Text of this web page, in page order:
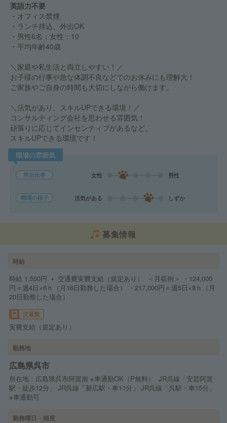
英語力不要
・オフィス禁煙
・ランチ持込、外出OK
・男性6名：女性：10
・平均年齢40歳
＼家庭や私生活と両立しやすい！／
お子様の行事や急な体調不良などでのお休みにも理解大！
ご家族やご自身の時間も大切にしながら働けます。
＼活気があり、スキルUPできる環境！／
コンサルティング会社を思わせる雰囲気！
頑張りに応じてインセンティブがあるなど、
スキルUPできる環境です！
職場の雰囲気
男女比率 女性 男性
職場の様子 活気がある しずか
募集情報
時給
時給 1,550円 ＋ 交通費実費支給（規定あり） ＜月収例＞ ・124,000
円＝週4日×6ｈ（月16日勤務した場合） ・217,000円＝週5日×8ｈ（月
20日勤務した場合）
交通費
実費支給（規定あり）
勤務地
広島県呉市
所在地：広島県呉市阿賀南 ※車通勤OK（P無料） JR呉線「安芸阿賀
駅・徒歩12分」 JR呉線「新広駅・車11分」 JR呉線「呉駅・車15分」
※車通勤可
勤務曜日・頻度